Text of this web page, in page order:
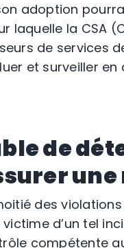
adoption
laquelle la CSA
de services
et surveiller
de
des
victime d’un tel
compétente